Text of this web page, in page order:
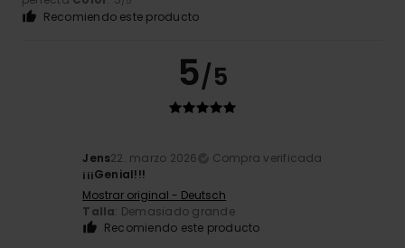
Recomiendo este producto
5/5
Jens22. marzo 2026
Compra verificada
¡¡¡Genial!!!
Mostrar original - Deutsch
Talla: Demasiado grande
Recomiendo este producto